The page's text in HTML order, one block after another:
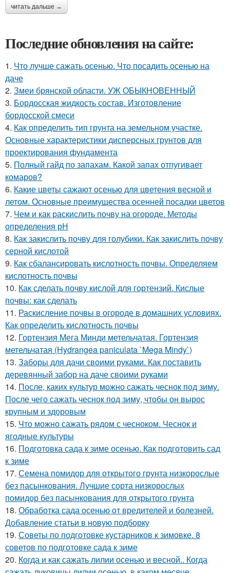
читать дальше →
Последние обновления на сайте:
1. Что лучше сажать осенью. Что посадить осенью на
даче
2. Змеи брянской области. УЖ ОБЫКНОВЕННЫЙ
3. Бордосская жидкость состав. Изготовление
бордосской смеси
4. Как определить тип грунта на земельном участке.
Основные характеристики дисперсных грунтов для
проектирования фундамента
5. Полный гайд по запахам. Какой запах отпугивает
комаров?
6. Какие цветы сажают осенью для цветения весной и
летом. Основные преимущества осенней посадки цветов
7. Чем и как раскислить почву на огороде. Методы
определения рН
8. Как закислить почву для голубики. Как закислить почву
серной кислотой
9. Как сбалансировать кислотность почвы. Определяем
кислотность почвы
10. Как сделать почву кислой для гортензий. Кислые
почвы: как сделать
11. Раскисление почвы в огороде в домашних условиях.
Как определить кислотность почвы
12. Гортензия Мега Минди метельчатая. Гортензия
метельчатая (Hydrangea paniculata `Mega Mindy`)
13. Заборы для дачи своими руками. Как поставить
деревянный забор на даче своими руками
14. После, каких культур можно сажать чеснок под зиму.
После чего сажать чеснок под зиму, чтобы он вырос
крупным и здоровым
15. Что можно сажать рядом с чесноком. Чеснок и
ягодные культуры
16. Подготовка сада к зиме осенью. Как подготовить сад
к зиме
17. Семена помидор для открытого грунта низкорослые
без пасынкования. Лучшие сорта низкорослых
помидор без пасынкования для открытого грунта
18. Обработка сада осенью от вредителей и болезней.
Добавление статьи в новую подборку
19. Советы по подготовке кустарников к зимовке. 8
советов по подготовке сада к зиме
20. Когда и как сажать лилии осенью и весной.. Когда